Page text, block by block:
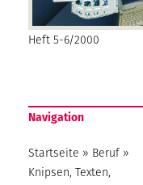
Heft 5-6/2000
Navigation
Startseite » Beruf»
Knipsen, Texten,